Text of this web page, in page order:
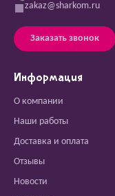
zakaz@sharkom.ru
Заказать звонок
Информация
О компании
Наши работы
Доставка и оплата
Отзывы
Новости